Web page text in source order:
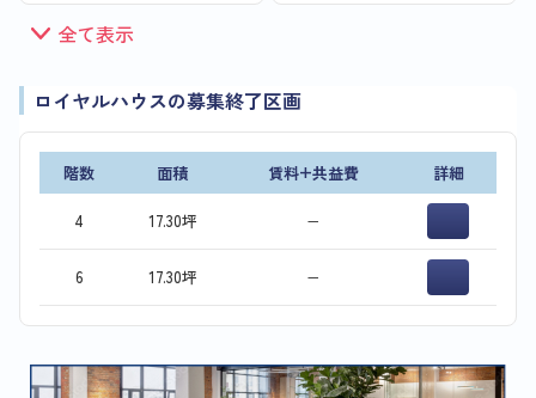
全て表示
ロイヤルハウスの募集終了区画
階数 面積 賃料+共益費 詳細
4 17.30坪 −
6 17.30坪 −